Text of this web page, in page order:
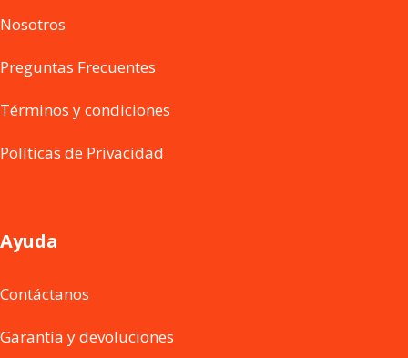
Nosotros
Preguntas Frecuentes
Términos y condiciones
Políticas de Privacidad
Ayuda
Contáctanos
Garantía y devoluciones